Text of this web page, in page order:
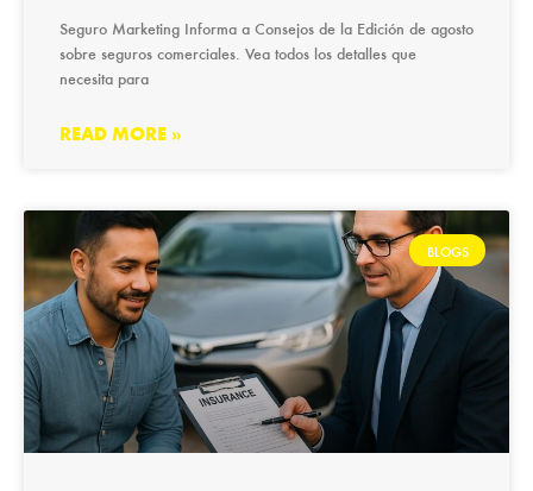
Seguro Marketing Informa a Consejos de la Edición de agosto
sobre seguros comerciales. Vea todos los detalles que
necesita para
READ MORE »
BLOGS